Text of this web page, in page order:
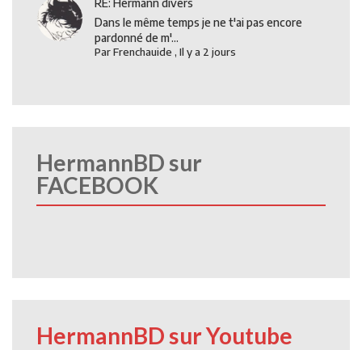
Dans le même temps je ne t'ai pas encore
pardonné de m'...
ParFrenchauide ,Il y a 2 jours
HermannBD sur
FACEBOOK
HermannBD sur Youtube